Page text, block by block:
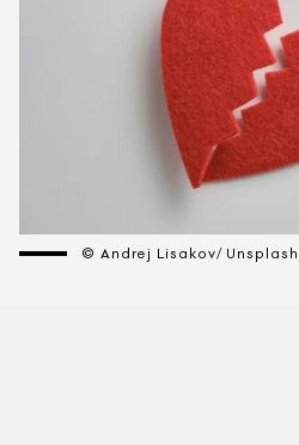
© Andrej Lisakov/ Unsplash